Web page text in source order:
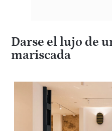
Darse el lujo de
mariscada